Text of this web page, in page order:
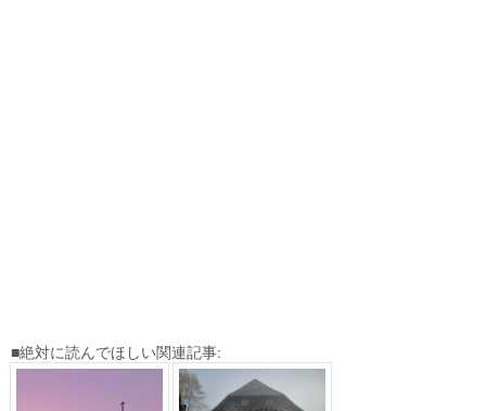
■絶対に読んでほしい関連記事: